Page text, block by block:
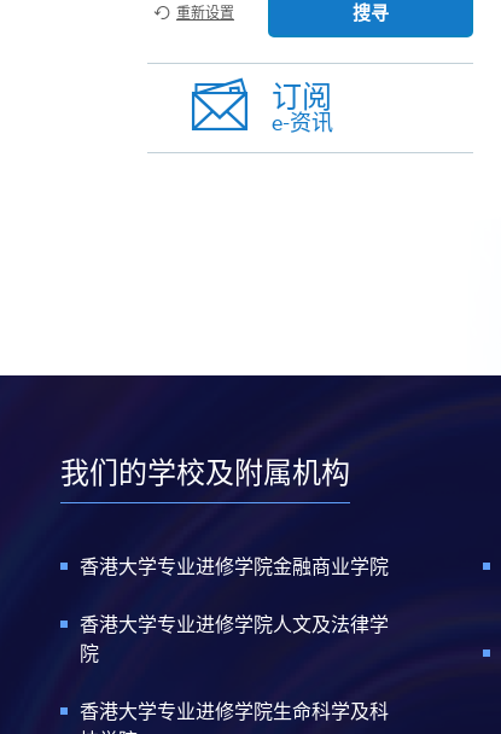
重新设置 搜寻
订阅
e-资讯
我们的学校及附属机构
香港大学专业进修学院金融商业学院
香港大学专业进修学院人文及法律学
院
香港大学专业进修学院生命科学及科